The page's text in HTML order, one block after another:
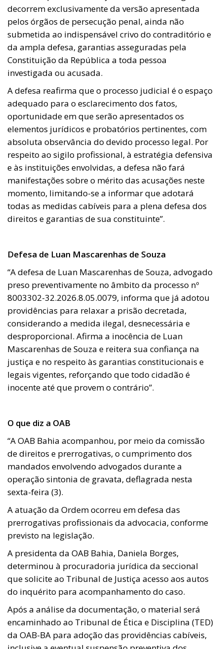
decorrem exclusivamente da versão apresentada
pelos órgãos de persecução penal, ainda não
submetida ao indispensável crivo do contraditório e
da ampla defesa, garantias asseguradas pela
Constituição da República a toda pessoa
investigada ou acusada.
A defesa reafirma que o processo judicial é o espaço
adequado para o esclarecimento dos fatos,
oportunidade em que serão apresentados os
elementos jurídicos e probatórios pertinentes, com
absoluta observância do devido processo legal. Por
respeito ao sigilo profissional, à estratégia defensiva
e às instituições envolvidas, a defesa não fará
manifestações sobre o mérito das acusações neste
momento, limitando-se a informar que adotará
todas as medidas cabíveis para a plena defesa dos
direitos e garantias de sua constituinte”.
Defesa de Luan Mascarenhas de Souza
“A defesa de Luan Mascarenhas de Souza, advogado
preso preventivamente no âmbito da processo nº
8003302-32.2026.8.05.0079, informa que já adotou
providências para relaxar a prisão decretada,
considerando a medida ilegal, desnecessária e
desproporcional. Afirma a inocência de Luan
Mascarenhas de Souza e reitera sua confiança na
justiça e no respeito às garantias constitucionais e
legais vigentes, reforçando que todo cidadão é
inocente até que provem o contrário”.
O que diz a OAB
“A OAB Bahia acompanhou, por meio da comissão
de direitos e prerrogativas, o cumprimento dos
mandados envolvendo advogados durante a
operação sintonia de gravata, deflagrada nesta
sexta-feira (3).
A atuação da Ordem ocorreu em defesa das
prerrogativas profissionais da advocacia, conforme
previsto na legislação.
A presidenta da OAB Bahia, Daniela Borges,
determinou à procuradoria jurídica da seccional
que solicite ao Tribunal de Justiça acesso aos autos
do inquérito para acompanhamento do caso.
Após a análise da documentação, o material será
encaminhado ao Tribunal de Ética e Disciplina (TED)
da OAB-BA para adoção das providências cabíveis,